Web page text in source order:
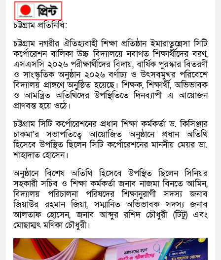
চট্টগ্রাম প্রতিনিধি:
চট্টগ্রাম নগরীর ঐতিহ্যবাহী শিক্ষা প্রতিষ্ঠান ইমারাতুন্নেসা সিটি
কর্পোরেশন বালিকা উচ্চ বিদ্যালয়ে নবাগত শিক্ষার্থীদের বরণ,
এসএসসি ২০২৬ পরীক্ষার্থীদের বিদায়, বার্ষিক পুরস্কার বিতরণী
ও সাংস্কৃতিক অনুষ্ঠান ২০২৬ বর্ণাঢ্য ও উৎসবমুখর পরিবেশে
বিদ্যালয় প্রাঙ্গণে অনুষ্ঠিত হয়েছে। শিক্ষক, শিক্ষার্থী, অভিভাবক
ও আমন্ত্রিত অতিথিদের উপস্থিতিতে দিনব্যাপী এ আয়োজন
প্রাণবন্ত হয়ে ওঠে।
চট্টগ্রাম সিটি কর্পোরেশনের প্রধান শিক্ষা কর্মকর্তা ড. কিসিঞ্জার
চাকমা’র সভাপতিত্বে আয়োজিত অনুষ্ঠানে প্রধান অতিথি
হিসেবে উপস্থিত ছিলেন সিটি কর্পোরেশনের মাননীয় মেয়র ডা.
শাহাদাত হোসেন।
অনুষ্ঠানে বিশেষ অতিথি হিসেবে উপস্থিত ছিলেন সিনিয়র
সহকারী সচিব ও শিক্ষা কর্মকর্তা জনাব নাজমা বিনতে আমিন,
বিদ্যালয় পরিচালনা পরিষদের শিক্ষানুরাগী সদস্য জনাব
জিয়াউর রহমান জিয়া, সম্মানিত অভিভাবক সদস্য জনাব
আলতাফ হোসেন, জনাব আব্দুর রশিদ চৌধুরী (টিটু) এবং
মোছাম্মৎ মণিকা চৌধুরী।